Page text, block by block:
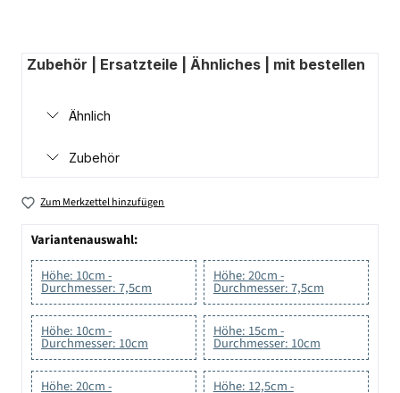
Zubehör | Ersatzteile | Ähnliches | mit bestellen
Ähnlich
Zubehör
Zum Merkzettel hinzufügen
Variantenauswahl:
Höhe: 10cm -
Durchmesser: 7,5cm
Höhe: 20cm -
Durchmesser: 7,5cm
Höhe: 10cm -
Durchmesser: 10cm
Höhe: 15cm -
Durchmesser: 10cm
Höhe: 20cm - Höhe: 12,5cm -